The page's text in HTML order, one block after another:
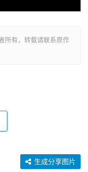
所有，转载请联系原作
生成分享图片